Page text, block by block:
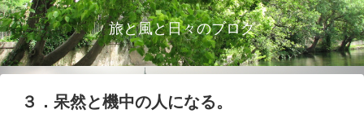
旅と風と日々のブログ
３．呆然と機中の人になる。